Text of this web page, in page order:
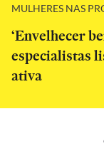
MULHERES NAS
‘Envelhecer
especialistas
ativa